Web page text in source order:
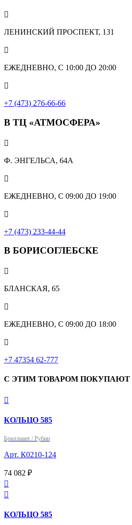

ЛЕНИНСКИЙ ПРОСПЕКТ, 131

ЕЖЕДНЕВНО, С 10:00 ДО 20:00

+7 (473) 276-66-66
В ТЦ «АТМОСФЕРА»

Ф. ЭНГЕЛЬСА, 64А

ЕЖЕДНЕВНО, С 09:00 ДО 19:00

+7 (473) 233-44-44
В БОРИСОГЛЕБСКЕ

БЛАНСКАЯ, 65

ЕЖЕДНЕВНО, С 09:00 ДО 18:00

‎+7 47354 62-777
С ЭТИМ ТОВАРОМ ПОКУПАЮТ

КОЛЬЦО 585
Бриллиант / Рубин
Арт. К0210-124
74 082 ₽


КОЛЬЦО 585